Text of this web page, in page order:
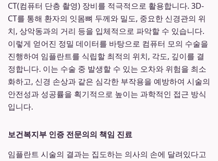
CT(컴퓨터 단층 촬영) 장비를 적극적으로 활용합니다. 3D-
CT를 통해 환자의 잇몸뼈 두께와 밀도, 중요한 신경관의 위
치, 상악동과의 거리 등을 입체적으로 파악할 수 있습니다.
이렇게 얻어진 정밀 데이터를 바탕으로 컴퓨터 모의 수술을
진행하여 임플란트를 식립할 최적의 위치, 각도, 깊이를 결
정합니다. 이는 수술 중 발생할 수 있는 오차와 위험을 최소
화하고, 신경 손상과 같은 심각한 부작용을 예방하여 시술의
안전성과 성공률을 획기적으로 높이는 과학적인 접근 방식
입니다.
보건복지부 인증 전문의의 책임 진료
임플란트 시술의 결과는 집도하는 의사의 손에 달려있다고